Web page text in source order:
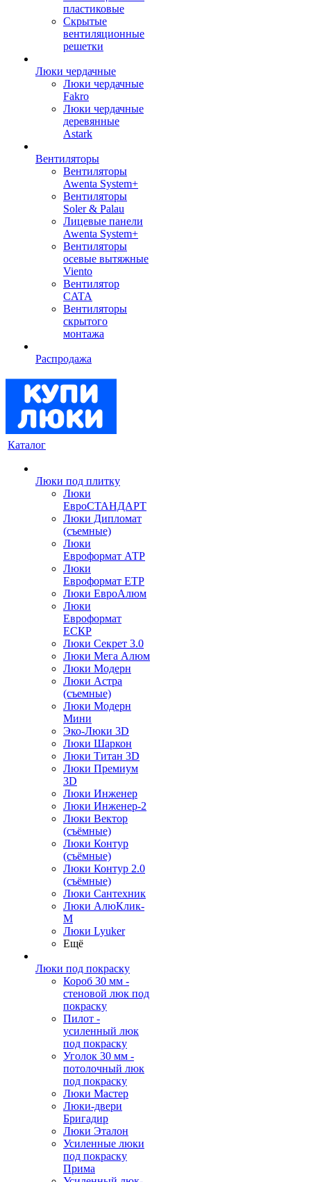
пластиковые
Скрытые
вентиляционные
решетки
Люки чердачные
Люки чердачные
Fakro
Люки чердачные
деревянные
Astark
Вентиляторы
Вентиляторы
Awenta System+
Вентиляторы
Soler & Palau
Лицевые панели
Awenta System+
Вентиляторы
осевые вытяжные
Viento
Вентилятор
CATA
Вентиляторы
скрытого
монтажа
Распродажа
Каталог
Люки под плитку
Люки
ЕвроСТАНДАРТ
Люки Дипломат
(съемные)
Люки
Евроформат АТР
Люки
Евроформат ЕТР
Люки ЕвроАлюм
Люки
Евроформат
ЕСКР
Люки Секрет 3.0
Люки Мега Алюм
Люки Модерн
Люки Астра
(съемные)
Люки Модерн
Мини
Эко-Люки 3D
Люки Шаркон
Люки Титан 3D
Люки Премиум
3D
Люки Инженер
Люки Инженер-2
Люки Вектор
(съёмные)
Люки Контур
(съёмные)
Люки Контур 2.0
(съёмные)
Люки Сантехник
Люки АлюКлик-
М
Люки Lyuker
Ещё
Люки под покраску
Короб 30 мм -
стеновой люк под
покраску
Пилот -
усиленный люк
под покраску
Уголок 30 мм -
потолочный люк
под покраску
Люки Мастер
Люки-двери
Бригадир
Люки Эталон
Усиленные люки
под покраску
Прима